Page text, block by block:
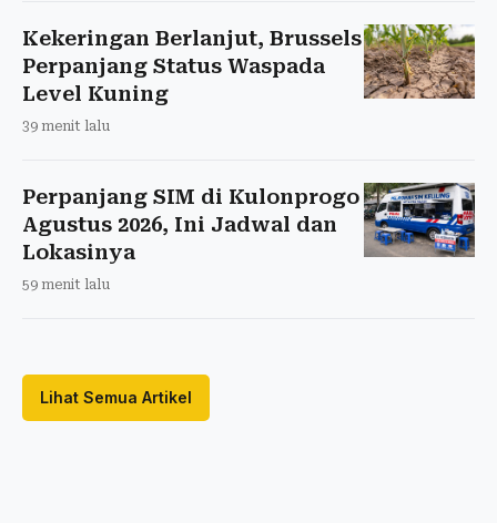
Kekeringan Berlanjut, Brussels
Perpanjang Status Waspada
Level Kuning
39 menit lalu
Perpanjang SIM di Kulonprogo
Agustus 2026, Ini Jadwal dan
Lokasinya
59 menit lalu
Lihat Semua Artikel